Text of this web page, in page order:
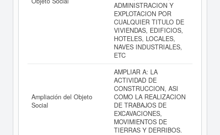
ADMINISTRACION Y
EXPLOTACION POR
CUALQUIER TITULO DE
VIVIENDAS, EDIFICIOS,
HOTELES, LOCALES,
NAVES INDUSTRIALES,
ETC
Ampliación del Objeto
Social
AMPLIAR A: LA
ACTIVIDAD DE
CONSTRUCCION, ASI
COMO LA REALIZACION
DE TRABAJOS DE
EXCAVACIONES,
MOVIMIENTOS DE
TIERRAS Y DERRIBOS.